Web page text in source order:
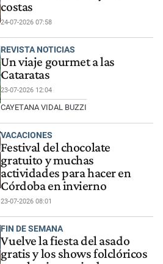
costas
24-07-2026 07:58
REVISTA NOTICIAS
Un viaje gourmet a las
Cataratas
23-07-2026 12:04
CAYETANA VIDAL BUZZI
VACACIONES
Festival del chocolate
gratuito y muchas
actividades para hacer en
Córdoba en invierno
23-07-2026 08:01
FIN DE SEMANA
Vuelve la fiesta del asado
gratis y los shows folclóricos